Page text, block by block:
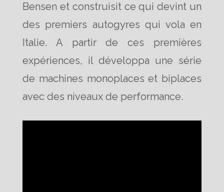
Bensen et construisit ce qui devint un
des premiers autogyres qui vola en
Italie. A partir de ces premières
expériences, il développa une série
de machines monoplaces et biplaces
avec des niveaux de performance.